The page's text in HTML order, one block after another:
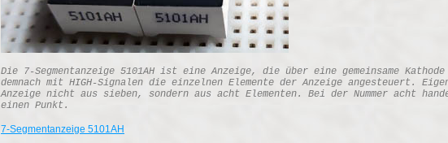
Die 7-Segmentanzeige 5101AH ist eine Anzeige, die über eine gemeinsame
demnach mit HIGH-Signalen die einzelnen Elemente der Anzeige angesteuert.
Anzeige nicht aus sieben, sondern aus acht Elementen. Bei der Nummer acht
einen Punkt.
7-Segmentanzeige 5101AH